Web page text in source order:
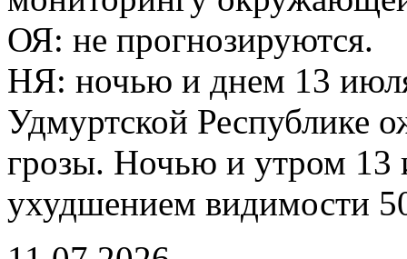
ОЯ: не прогнозируются.
НЯ: ночью и днем 13
Удмуртской Республике
грозы. Ночью и утром 13
ухудшением видимости